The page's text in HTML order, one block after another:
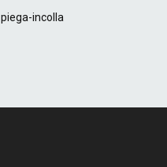
incolla